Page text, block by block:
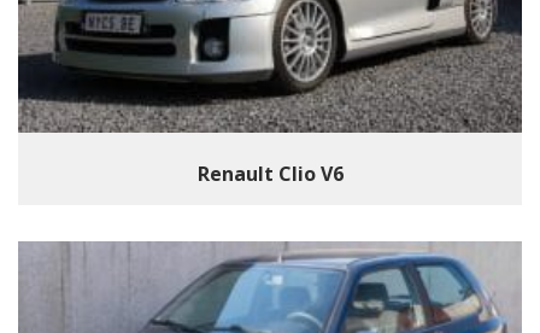
Renault Clio V6